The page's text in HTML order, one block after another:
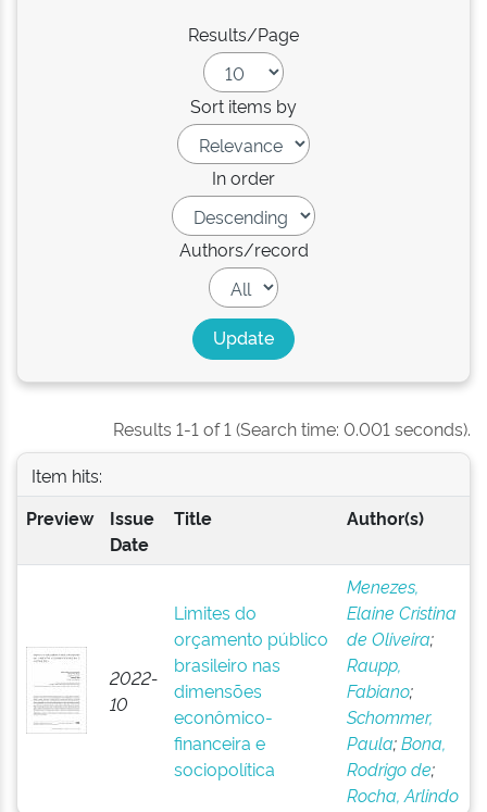
Results/Page
Sort items by
In order
Authors/record
Results 1-1 of 1 (Search time: 0.001 seconds).
Item hits:
Preview
Issue
Date
Title Author(s)
2022-
10
Limites do
orçamento público
brasileiro nas
dimensões
econômico-
financeira e
sociopolítica
Menezes,
Elaine Cristina
de Oliveira;
Raupp,
Fabiano;
Schommer,
Paula;Bona,
Rodrigo de;
Rocha, Arlindo